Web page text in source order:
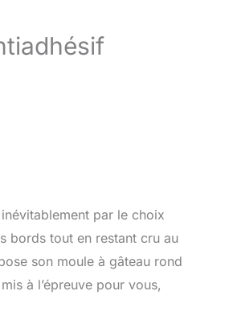
par le choix
bords tout en restant cru au
son moule à gâteau rond
à l’épreuve pour vous,